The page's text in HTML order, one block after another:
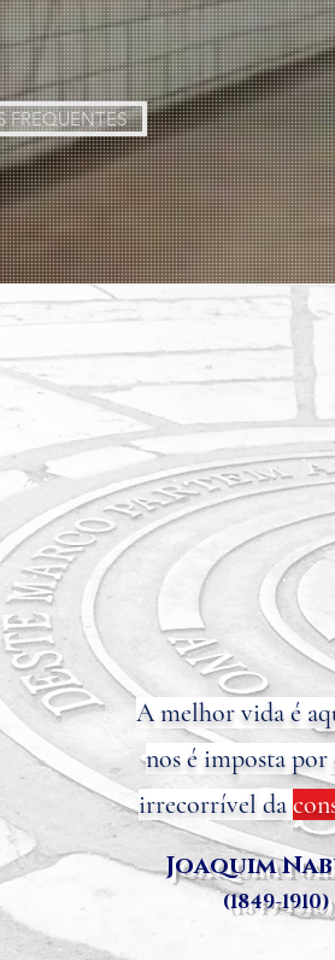
FREQUENTES
A melhor vida é
nos é imposta por
irrecorrível da
Joaquim
(1849-1910)